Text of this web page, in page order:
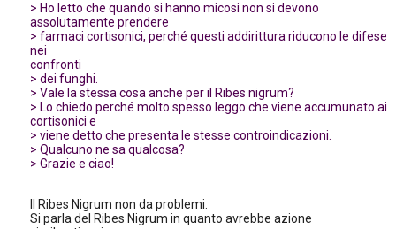
> Ho letto che quando si hanno micosi non si devono
assolutamente prendere
> farmaci cortisonici, perché questi addirittura riducono le difese
nei
confronti
> dei funghi.
> Vale la stessa cosa anche per il Ribes nigrum?
> Lo chiedo perché molto spesso leggo che viene accumunato ai
cortisonici e
> viene detto che presenta le stesse controindicazioni.
> Qualcuno ne sa qualcosa?
> Grazie e ciao!
Il Ribes Nigrum non da problemi.
Si parla del Ribes Nigrum in quanto avrebbe azione